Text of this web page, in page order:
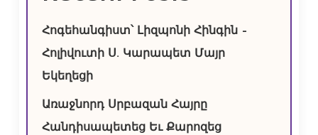
Հոգեհանգիստ՝ Լիզպոնի Հինգին –
Հոլիվուտի Ս. Կարապետ Մայր
Եկեղեցի
Առաջնորդ Սրբազան Հայրը
Հանդիսապետեց Եւ Քարոզեց